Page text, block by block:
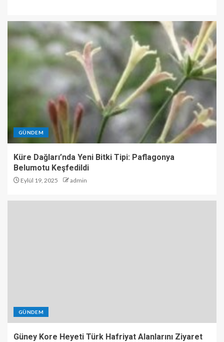
GÜNDEM
Küre Dağları’nda Yeni Bitki Tipi: Paflagonya
Belumotu Keşfedildi
Eylül 19, 2025 admin
GÜNDEM
Güney Kore Heyeti Türk Hafriyat Alanlarını Ziyaret